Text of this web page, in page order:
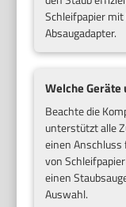
Schleifpapier
Absaugadapter.
Welche
Beachte die
unterstützt alle
einen
von
einen
Auswahl.